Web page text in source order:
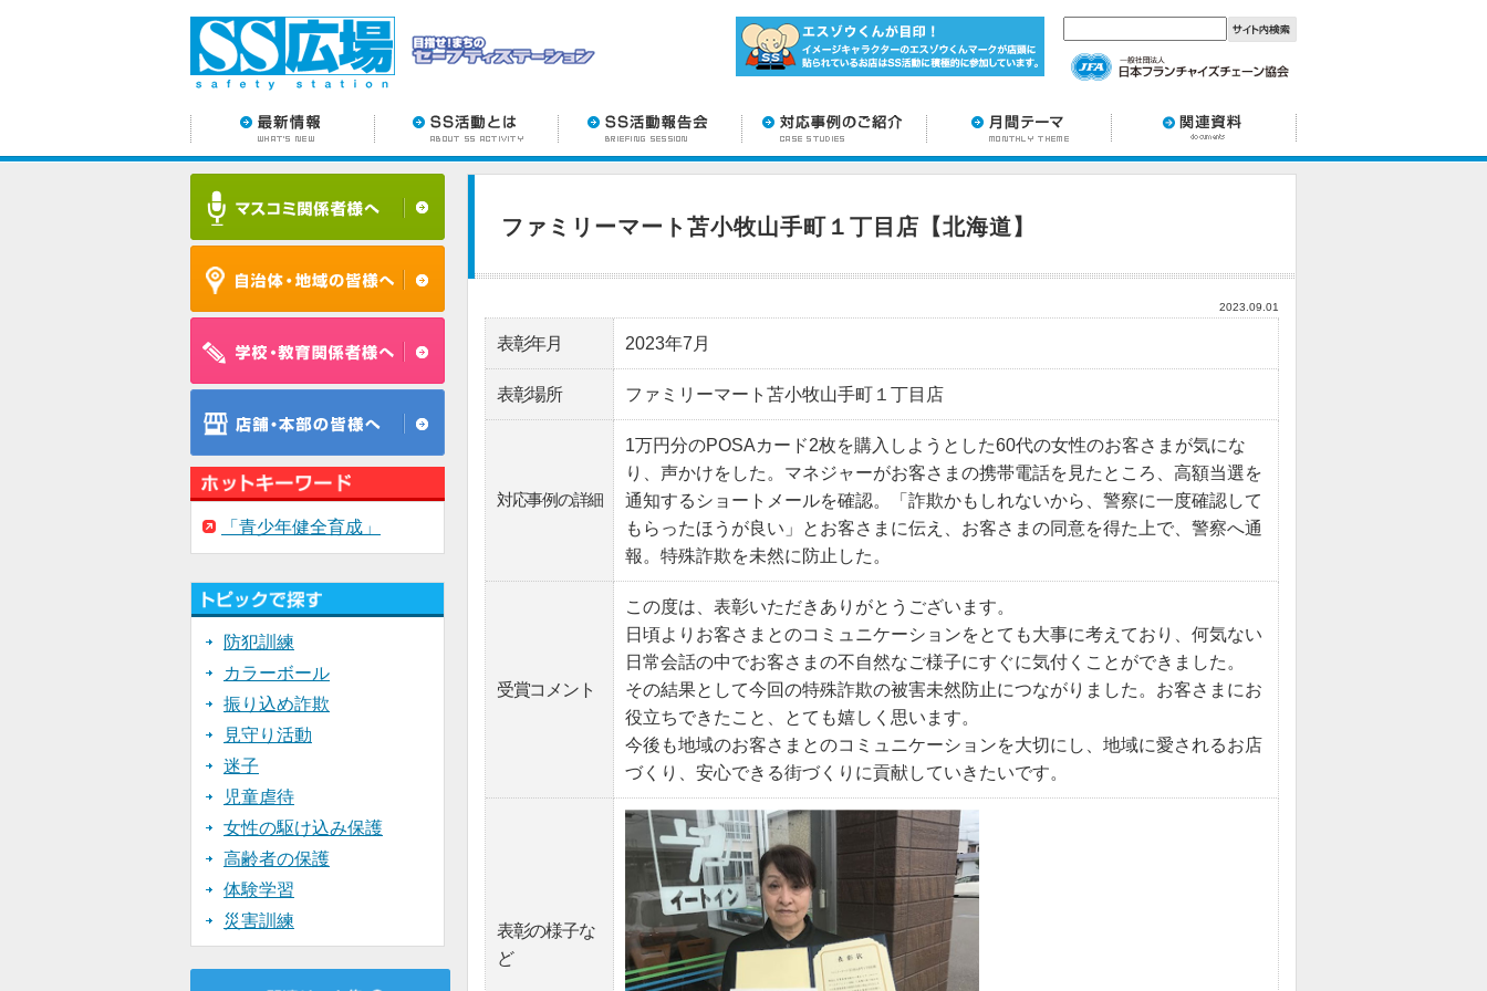
「青少年健全育成」
防犯訓練
カラーボール
振り込め詐欺
見守り活動
迷子
児童虐待
女性の駆け込み保護
高齢者の保護
体験学習
災害訓練
ファミリーマート苫小牧山手町１丁目店【北海道】
2023.09.01
表彰年月 2023年7月
表彰場所 ファミリーマート苫小牧山手町１丁目店
対応事例の詳細
1万円分のPOSAカード2枚を購入しようとした60代の女性のお客さまが気にな
り、声かけをした。マネジャーがお客さまの携帯電話を見たところ、高額当選を
通知するショートメールを確認。「詐欺かもしれないから、警察に一度確認して
もらったほうが良い」とお客さまに伝え、お客さまの同意を得た上で、警察へ通
報。特殊詐欺を未然に防止した。
受賞コメント
この度は、表彰いただきありがとうございます。
日頃よりお客さまとのコミュニケーションをとても大事に考えており、何気ない
日常会話の中でお客さまの不自然なご様子にすぐに気付くことができました。
その結果として今回の特殊詐欺の被害未然防止につながりました。お客さまにお
役立ちできたこと、とても嬉しく思います。
今後も地域のお客さまとのコミュニケーションを大切にし、地域に愛されるお店
づくり、安心できる街づくりに貢献していきたいです。
表彰の様子な
ど